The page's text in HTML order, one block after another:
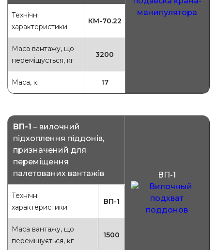
Технічні
характеристики
КМ-70.22
Маса вантажу, що
переміщується, кг
3200
Маса, кг 17
ВП-1 – вилочний
підхоплення піддонів,
призначений для
переміщення
палетованих вантажів
ВП-1
Технічні
характеристики
ВП-1
Маса вантажу, що
переміщується, кг
1500